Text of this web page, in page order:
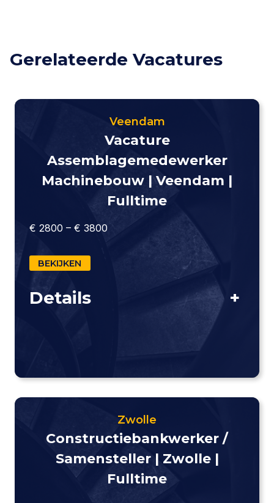
Gerelateerde Vacatures
Veendam
Vacature
Assemblagemedewerker
Machinebouw | Veendam |
Fulltime
€ 2800 – € 3800
BEKIJKEN
Details +
Zwolle
Constructie­bankwerker /
Samensteller | Zwolle |
Fulltime